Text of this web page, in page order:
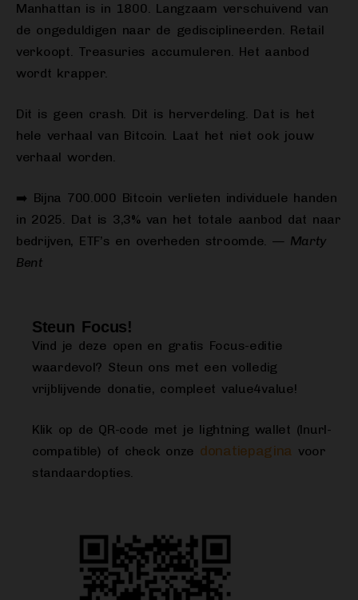
Manhattan is in 1800. Langzaam verschuivend van
de ongeduldigen naar de gedisciplineerden. Retail
verkoopt. Treasuries accumuleren. Het aanbod
wordt krapper.
Dit is geen crash. Dit is herverdeling. Dat is het
hele verhaal van Bitcoin. Laat het niet ook jouw
verhaal worden.
➡️ Bijna 700.000 Bitcoin verlieten individuele handen
in 2025. Dat is 3,3% van het totale aanbod dat naar
bedrijven, ETF’s en overheden stroomde. — Marty
Bent
Steun Focus!
Vind je deze open en gratis Focus-editie
waardevol? Steun ons met een volledig
vrijblijvende donatie, compleet value4value!
Klik op de QR-code met je lightning wallet (lnurl-
compatible) of check onze donatiepagina voor
standaardopties.